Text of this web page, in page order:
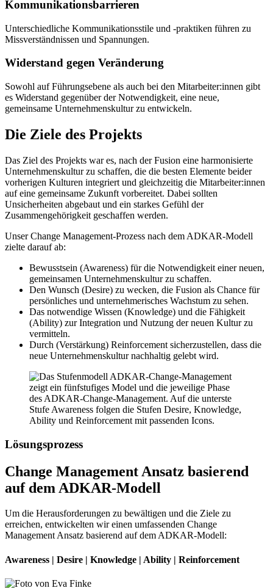
Kommunikationsbarrieren
Unterschiedliche Kommunikationsstile und -praktiken führen zu
Missverständnissen und Spannungen.
Widerstand gegen Veränderung
Sowohl auf Führungsebene als auch bei den Mitarbeiter:innen gibt
es Widerstand gegenüber der Notwendigkeit, eine neue,
gemeinsame Unternehmenskultur zu entwickeln.
Die Ziele des Projekts
Das Ziel des Projekts war es, nach der Fusion eine harmonisierte
Unternehmenskultur zu schaffen, die die besten Elemente beider
vorherigen Kulturen integriert und gleichzeitig die Mitarbeiter:innen
auf eine gemeinsame Zukunft vorbereitet. Dabei sollten
Unsicherheiten abgebaut und ein starkes Gefühl der
Zusammengehörigkeit geschaffen werden.
Unser Change Management-Prozess nach dem ADKAR-Modell
zielte darauf ab:
Bewusstsein (Awareness) für die Notwendigkeit einer neuen,
gemeinsamen Unternehmenskultur zu schaffen.
Den Wunsch (Desire) zu wecken, die Fusion als Chance für
persönliches und unternehmerisches Wachstum zu sehen.
Das notwendige Wissen (Knowledge) und die Fähigkeit
(Ability) zur Integration und Nutzung der neuen Kultur zu
vermitteln.
Durch (Verstärkung) Reinforcement sicherzustellen, dass die
neue Unternehmenskultur nachhaltig gelebt wird.
Lösungsprozess
Change Management Ansatz basierend
auf dem ADKAR-Modell
Um die Herausforderungen zu bewältigen und die Ziele zu
erreichen, entwickelten wir einen umfassenden Change
ManagementAnsatz basierend auf dem ADKAR-Modell:
Awareness | Desire | Knowledge | Ability | Reinforcement